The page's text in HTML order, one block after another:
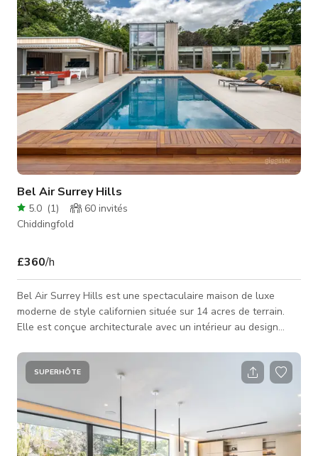
Bel Air Surrey Hills
5.0 (1) 60 invités
Chiddingfold
£360/h
Bel Air Surrey Hills est une spectaculaire maison de luxe
moderne de style californien située sur 14 acres de terrain.
Elle est conçue architecturale avec un intérieur au design
fabuleux et grandiose. Toute la maison possède des baies
vitrées du sol au plafond et des portes vitrées. Elle dispose
d'une cuisine ouverte donnant sur un grand étang et un grand
foyer moderne avec zone de sièges. Il y a un coin télévision
confortabl
SUPERHÔTE